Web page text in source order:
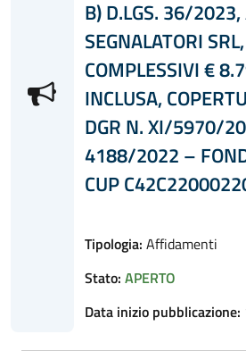
B) D.LGS. 36/2023,
SEGNALATORI
COMPLESSIVI €
INCLUSA,
DGR N. XI/5970/
4188/2022 –
CUP
Tipologia: Affidamenti
Stato: APERTO
Data inizio pubblicazione: